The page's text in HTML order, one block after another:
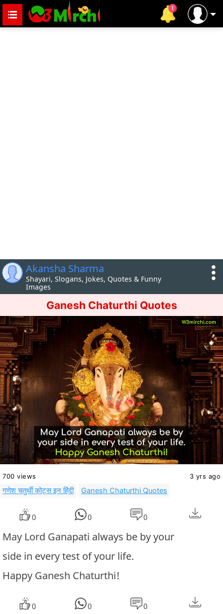
Akansha Sharma
Shayari, Slogans, Jokes, Quotes & Funny
Images
Ganesh Chaturthi Quotes
700 views 3 yrs ago
गणेश चतुर्थी कोट्स इन हिंदी Ganesh Chaturthi Quotes
0 0 0
May Lord Ganapati always be by your
side in every test of your life.
Happy Ganesh Chaturthi!
0 0 0